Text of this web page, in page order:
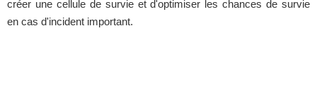
créer une cellule de survie et d'optimiser les chances de survie
en cas d'incident important.